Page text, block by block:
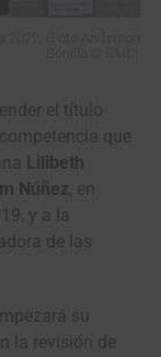
el título
que
Lilibeth
Núñez, en
y a la
de las
su
la revisión de